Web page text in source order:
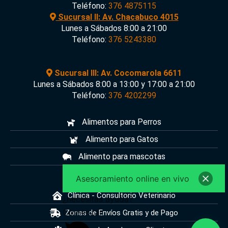
Teléfono: 376 4875115
Sucursal II: Av. Chacabuco 4015
Lunes a Sábados 8:00 a 21:00
Teléfono: 376 5243380
Sucursal III: Av. Cocomarola 6611
Lunes a Sábados 8:00 a 13:00 y 17:00 a 21:00
Teléfono: 376 4202299
Alimentos para Perros
Alimento para Gatos
Alimento para mascotas
Pet Shop
Clínica - Consultorio Veterinario
Zonas de Envíos Gratis y de Pago
Asesoramiento online en vivo
¿necesitas ayuda?
Comenzar